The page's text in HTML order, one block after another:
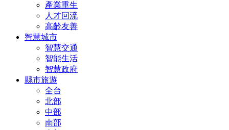
產業重生
人才回流
高齡友善
智慧城市
智慧交通
智能生活
智慧政府
縣市旅遊
全台
北部
中部
南部